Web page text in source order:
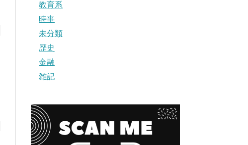
教育系
時事
未分類
歴史
金融
雑記